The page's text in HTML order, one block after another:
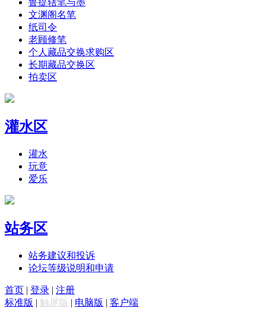
鲁提辖笔与墨
文渊阁名笔
纸司令
老顾修笔
个人藏品交换求购区
长期藏品交换区
拍卖区
灌水区
灌水
玩意
爱乐
站务区
站务建议和投诉
论坛等级说明和申请
首页 | 登录 | 注册
标准版 | 触屏版 | 电脑版 | 客户端